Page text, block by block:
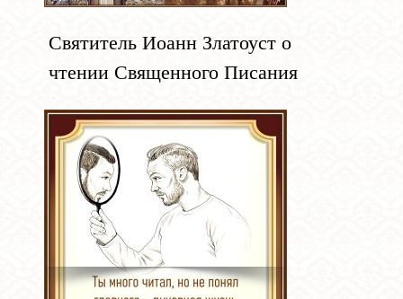
Святитель Иоанн Златоуст о
чтении Священного Писания